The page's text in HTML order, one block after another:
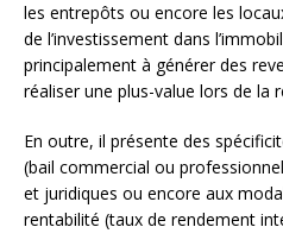
les entrepôts ou encore les
de l’investissement dans
principalement à générer des
réaliser une plus-value lors de la
En outre, il présente des
(bail commercial ou
et juridiques ou encore aux
rentabilité (taux de rendement